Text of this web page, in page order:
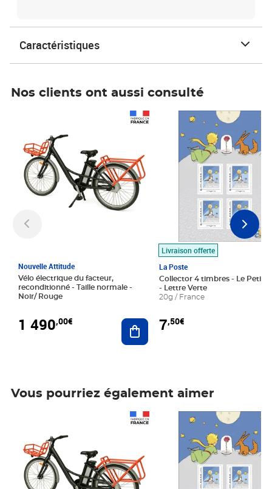
Caractéristiques
Nos clients ont aussi consulté
Nouvelle Attitude
Vélo électrique du facteur,
reconditionné - Taille normale -
Noir/ Rouge
1 490,00€ Ajouter au panier
Livraison offerte
La Poste
Collector 4 timbres - Le Petit
- Lettre Verte
20g / France
7,50€
Prix 7,50€
Vous pourriez également aimer
Prix 7,50€